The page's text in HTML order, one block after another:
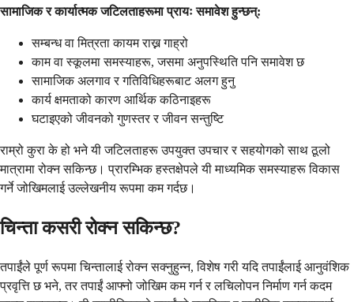
सामाजिक र कार्यात्मक जटिलताहरूमा प्रायः समावेश हुन्छन्:
सम्बन्ध वा मित्रता कायम राख्न गाह्रो
काम वा स्कूलमा समस्याहरू, जसमा अनुपस्थिति पनि समावेश छ
सामाजिक अलगाव र गतिविधिहरूबाट अलग हुनु
कार्य क्षमताको कारण आर्थिक कठिनाइहरू
घटाइएको जीवनको गुणस्तर र जीवन सन्तुष्टि
राम्रो कुरा के हो भने यी जटिलताहरू उपयुक्त उपचार र सहयोगको साथ ठूलो
मात्रामा रोक्न सकिन्छ। प्रारम्भिक हस्तक्षेपले यी माध्यमिक समस्याहरू विकास
गर्ने जोखिमलाई उल्लेखनीय रूपमा कम गर्दछ।
चिन्ता कसरी रोक्न सकिन्छ?
तपाईंले पूर्ण रूपमा चिन्तालाई रोक्न सक्नुहुन्न, विशेष गरी यदि तपाईंलाई आनुवंशिक
प्रवृत्ति छ भने, तर तपाईं आफ्नो जोखिम कम गर्न र लचिलोपन निर्माण गर्न कदम